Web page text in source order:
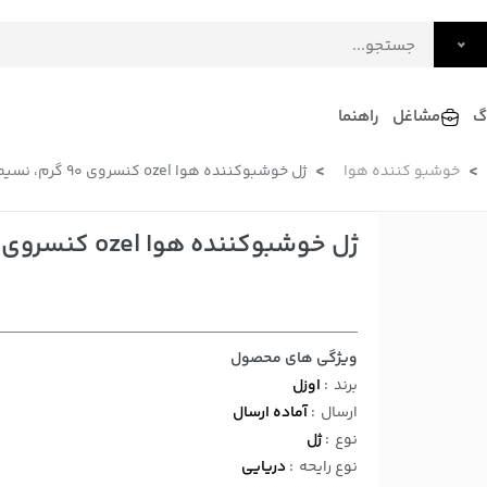
فرآورده های لبنی
دکوراسیون داخلی و تزئینی
سرو و پذیرایی
مشاغل راهنما
خوشبو کننده هوا ژل خوشبوکننده هوا ozel کنسروی ۹۰ گرم، نسیم دریا
ژل خوشبوکننده هوا ozel کنسروی ۹۰ گرم، نسیم دریا
ویژگی های محصول
برند : اوزل
ارسال :آماده ارسال
نوع :ژل
نوع رایحه :دریایی